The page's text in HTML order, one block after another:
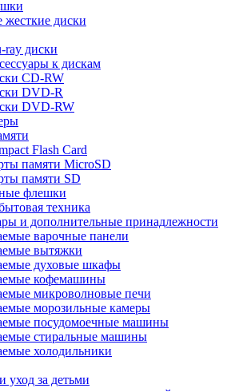
диски
ray диски
к дискам
CD-RW
DVD-R
DVD-RW
Flash Card
памяти MicroSD
памяти SD
флешки
техника
и дополнительные принадлежности
варочные панели
вытяжки
духовые шкафы
кофемашины
микроволновые печи
морозильные камеры
посудомоечные машины
стиральные машины
холодильники
уход за детьми